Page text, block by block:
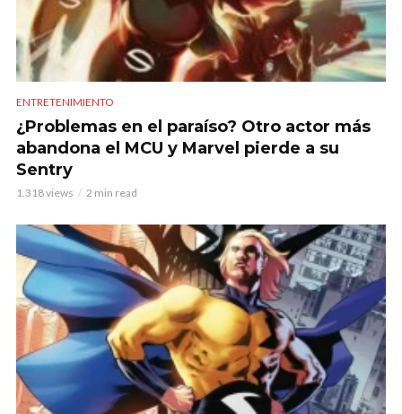
ENTRETENIMIENTO
¿Problemas en el paraíso? Otro actor más
abandona el MCU y Marvel pierde a su
Sentry
1.318 views 2 min read